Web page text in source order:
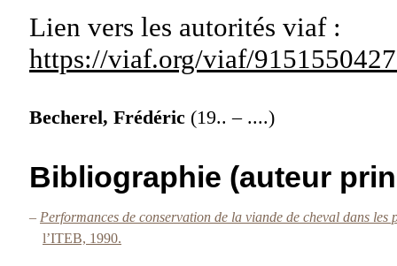
Lien vers les autorités viaf :
https://viaf.org/viaf/
Becherel, Frédéric (19.. – ....)
Bibliographie (auteur
– Performances de conservation de la viande de cheval dans
l’ITEB, 1990.